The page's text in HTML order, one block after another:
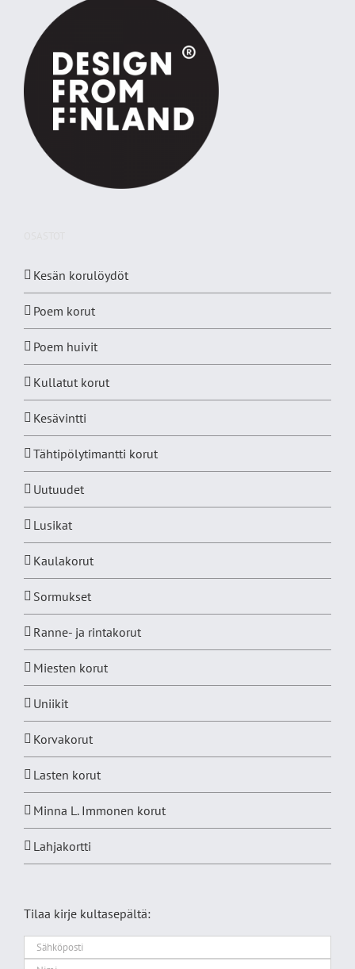
Kesän korulöydöt
Poem korut
Poem huivit
Kullatut korut
Kesävintti
Tähtipölytimantti korut
Uutuudet
Lusikat
Kaulakorut
Sormukset
Ranne- ja rintakorut
Miesten korut
Uniikit
Korvakorut
Lasten korut
Minna L. Immonen korut
Lahjakortti
Tilaa kirje kultasepältä: